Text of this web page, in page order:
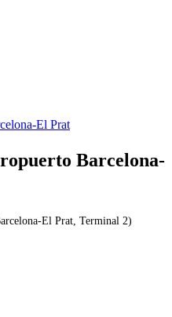
El Prat
Barcelona-
El Prat, Terminal 2)